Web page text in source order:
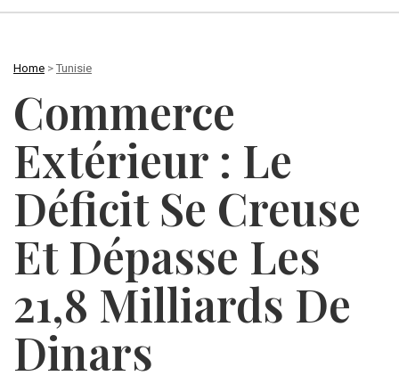
Home > Tunisie
Commerce
Extérieur : Le
Déficit Se Creuse
Et Dépasse Les
21,8 Milliards De
Dinars